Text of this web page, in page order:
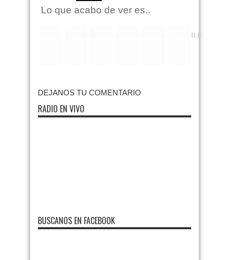
Lo que acabo de ver es..
INCREIBLE
DEJANOS TU COMENTARIO
RADIO EN VIVO
BUSCANOS EN FACEBOOK